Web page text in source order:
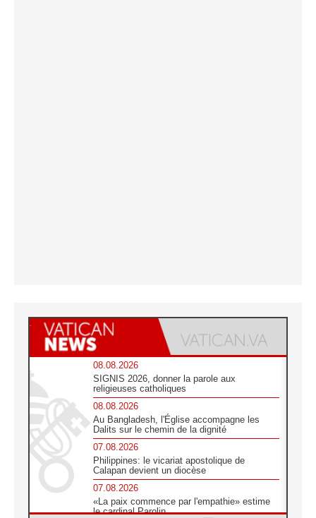
08.08.2026
SIGNIS 2026, donner la parole aux
religieuses catholiques
08.08.2026
Au Bangladesh, l'Église accompagne les
Dalits sur le chemin de la dignité
07.08.2026
Philippines: le vicariat apostolique de
Calapan devient un diocèse
07.08.2026
«La paix commence par l'empathie» estime
le cardinal Parolin